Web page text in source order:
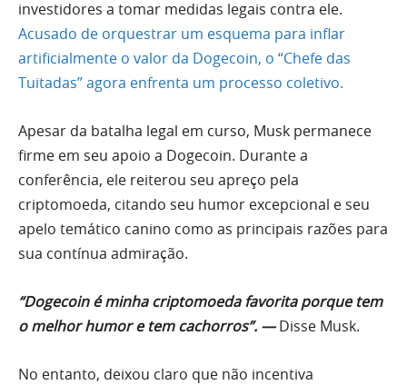
investidores a tomar medidas legais contra ele.
Acusado de orquestrar um esquema para inflar
artificialmente o valor da Dogecoin, o “Chefe das
Tuitadas” agora enfrenta um processo coletivo.
Apesar da batalha legal em curso, Musk permanece
firme em seu apoio a Dogecoin. Durante a
conferência, ele reiterou seu apreço pela
criptomoeda, citando seu humor excepcional e seu
apelo temático canino como as principais razões para
sua contínua admiração.
“Dogecoin é minha criptomoeda favorita porque tem
o melhor humor e tem cachorros”. —Disse Musk.
No entanto, deixou claro que não incentiva